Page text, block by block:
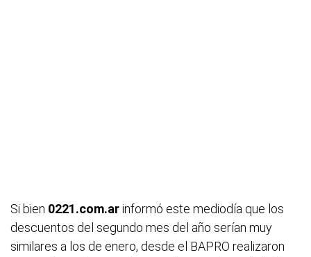
Si bien 0221.com.arinformó este mediodía que los
descuentos del segundo mes del año serían muy
similares a los de enero, desde el BAPRO realizaron